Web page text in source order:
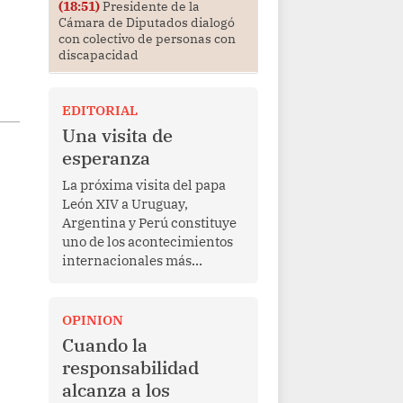
(18:51)Presidente de la
Cámara de Diputados dialogó
con colectivo de personas con
discapacidad
EDITORIAL
Una visita de
esperanza
La próxima visita del papa
León XIV a Uruguay,
Argentina y Perú constituye
uno de los acontecimientos
internacionales más
Más allá de su dimensión
religiosa, esta gira
representa una oportunidad
para reafirmar el valor del
diálogo, fortalecer los
OPINION
Cuando la
responsabilidad
alcanza a los